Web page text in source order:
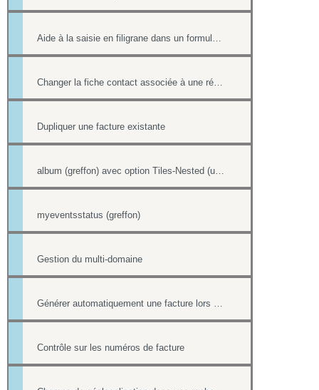
Dupliquer une facture existante
myeventsstatus (greffon)
Gestion du multi-domaine
Contrôle sur les numéros de facture